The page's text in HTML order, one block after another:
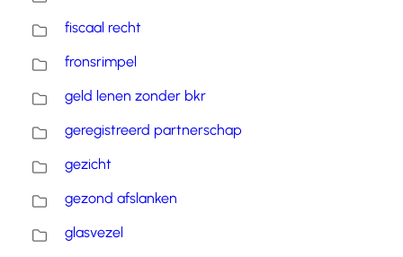
fiscaal recht
fronsrimpel
geld lenen zonder bkr
geregistreerd partnerschap
gezicht
gezond afslanken
glasvezel